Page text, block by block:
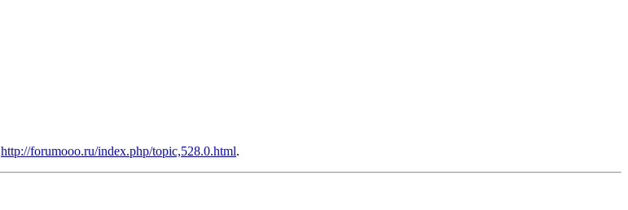
http://forumooo.ru/index.php/topic,528.0.html.